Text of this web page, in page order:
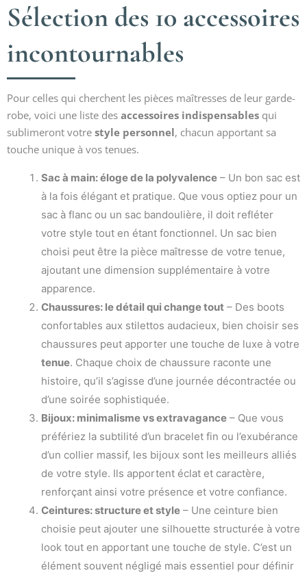
Sélection des 10 accessoires
incontournables
Pour celles qui cherchent les pièces maîtresses de leur garde-
robe, voici une liste des accessoires indispensables qui
sublimeront votre style personnel, chacun apportant sa
touche unique à vos tenues.
Sac à main: éloge de la polyvalence – Un bon sac est
à la fois élégant et pratique. Que vous optiez pour un
sac à flanc ou un sac bandoulière, il doit refléter
votre style tout en étant fonctionnel. Un sac bien
choisi peut être la pièce maîtresse de votre tenue,
ajoutant une dimension supplémentaire à votre
apparence.
Chaussures: le détail qui change tout – Des boots
confortables aux stilettos audacieux, bien choisir ses
chaussures peut apporter une touche de luxe à votre
tenue. Chaque choix de chaussure raconte une
histoire, qu’il s’agisse d’une journée décontractée ou
d’une soirée sophistiquée.
Bijoux: minimalisme vs extravagance – Que vous
préfériez la subtilité d’un bracelet fin ou l’exubérance
d’un collier massif, les bijoux sont les meilleurs alliés
de votre style. Ils apportent éclat et caractère,
renforçant ainsi votre présence et votre confiance.
Ceintures: structure et style – Une ceinture bien
choisie peut ajouter une silhouette structurée à votre
look tout en apportant une touche de style. C’est un
élément souvent négligé mais essentiel pour définir